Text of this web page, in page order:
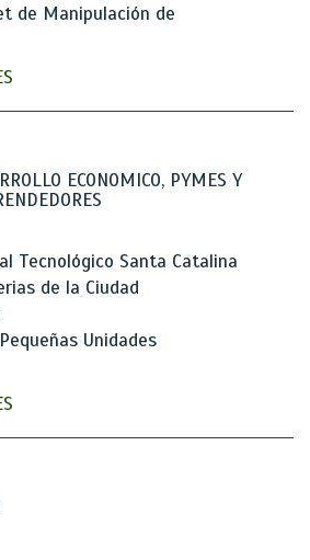
de Manipulación de
ECONOMICO, PYMES Y
Tecnológico Santa Catalina
de la Ciudad
Unidades